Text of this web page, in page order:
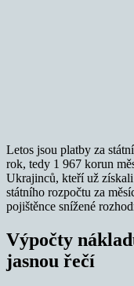
Letos jsou platby za
rok, tedy 1 967 korun
Ukrajinců, kteří už
státního rozpočtu za
pojištěnce snížené
Výpočty
jasnou řečí